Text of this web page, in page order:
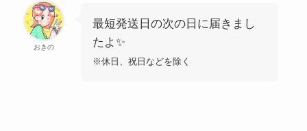
おきの
最短発送日の次の日に届きまし
たよ✨
※休日、祝日などを除く